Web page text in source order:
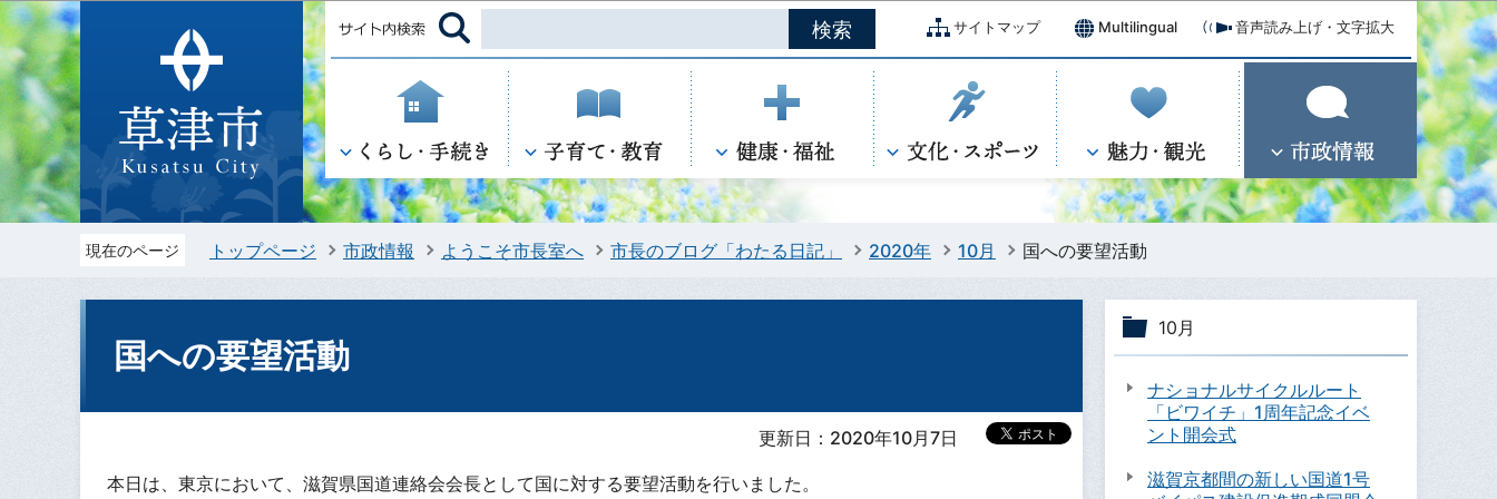
このページの本文へ移動
サイトマップ Multilingual 音声読み上げ・文字拡大
現在のページ トップページ 市政情報 ようこそ市長室へ 市長のブログ「わたる日記」 2020年 10月 国への要望活動
国への要望活動
更新日：2020年10月7日
本日は、東京において、滋賀県国道連絡会会長として国に対する要望活動を行いました。
10月
ナショナルサイクルルート
「ビワイチ」1周年記念イベ
ント開会式
滋賀京都間の新しい国道1号